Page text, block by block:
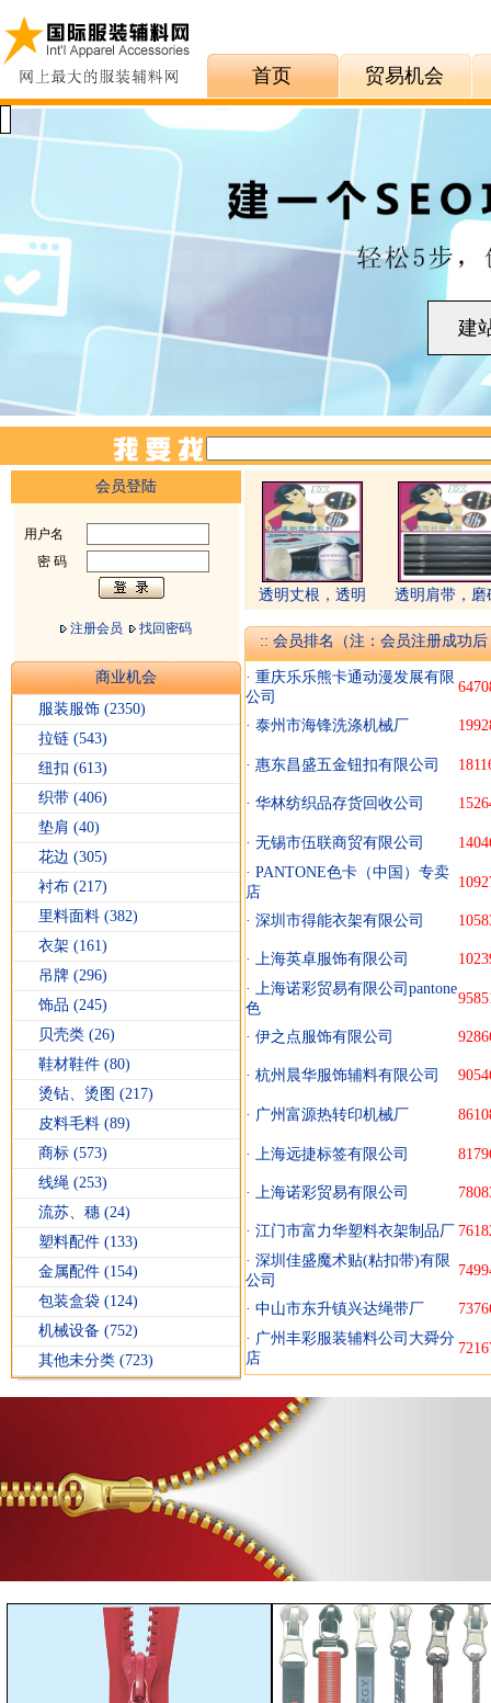
首页 贸易机会
会员登陆
用户名
密 码
注册会员 找回密码
商业机会
服装服饰 (2350)
拉链 (543)
纽扣 (613)
织带 (406)
垫肩 (40)
花边 (305)
衬布 (217)
里料面料 (382)
衣架 (161)
吊牌 (296)
饰品 (245)
贝壳类 (26)
鞋材鞋件 (80)
烫钻、烫图 (217)
皮料毛料 (89)
商标 (573)
线绳 (253)
流苏、穗 (24)
塑料配件 (133)
金属配件 (154)
包装盒袋 (124)
机械设备 (752)
其他未分类 (723)
透明丈根，透明 透明肩带，磨
:: 会员排名（注：会员注册成功后
· 重庆乐乐熊卡通动漫发展有限
公司
· 泰州市海锋洗涤机械厂
· 惠东昌盛五金钮扣有限公司
· 华林纺织品存货回收公司
· 无锡市伍联商贸有限公司
· PANTONE色卡（中国）专卖
店
· 深圳市得能衣架有限公司
· 上海英卓服饰有限公司
· 上海诺彩贸易有限公司pantone
色
· 伊之点服饰有限公司
· 杭州晨华服饰辅料有限公司
· 广州富源热转印机械厂
· 上海远捷标签有限公司
· 上海诺彩贸易有限公司
· 江门市富力华塑料衣架制品厂
· 深圳佳盛魔术贴(粘扣带)有限
公司
· 中山市东升镇兴达绳带厂
· 广州丰彩服装辅料公司大舜分
店